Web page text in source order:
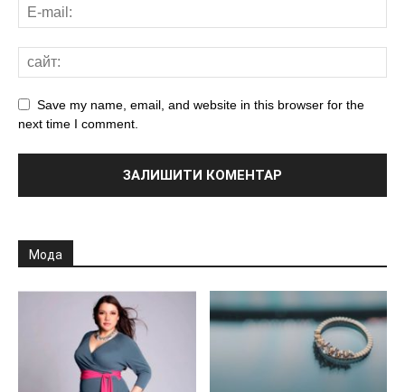
Save my name, email, and website in this browser for the
next time I comment.
Мода